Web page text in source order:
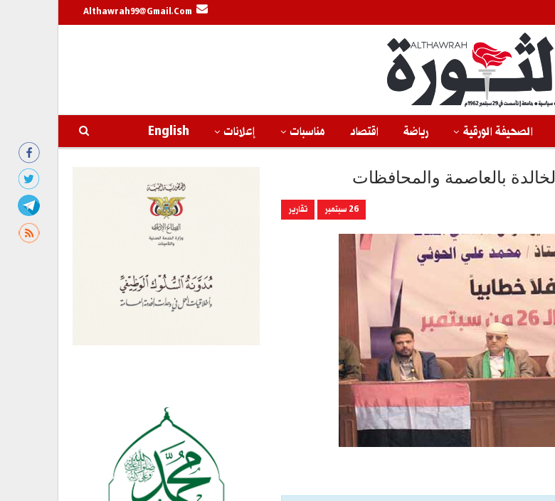
Althawrah99@gmail.com
الصحيفة الورقية رياضة اقتصاد مناسبات إعلانات English
26 سبتمبر تقارير